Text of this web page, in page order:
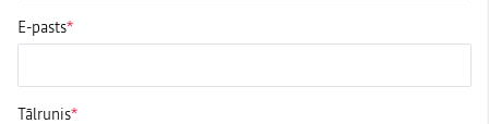
E-pasts
Tālrunis